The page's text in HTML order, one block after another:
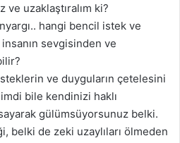
ve uzaklaştıralım ki?
hangi bencil istek ve
sevgisinden ve
ve duyguların çetelesini
bile kendinizi haklı
gülümsüyorsunuz belki.
belki de zeki uzaylıları ölmeden